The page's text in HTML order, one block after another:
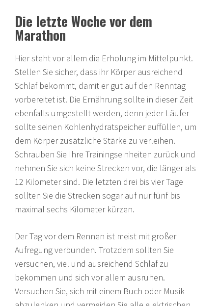
Die letzte Woche vor dem
Marathon
Hier steht vor allem die Erholung im Mittelpunkt.
Stellen Sie sicher, dass ihr Körper ausreichend
Schlaf bekommt, damit er gut auf den Renntag
vorbereitet ist. Die Ernährung sollte in dieser Zeit
ebenfalls umgestellt werden, denn jeder Läufer
sollte seinen Kohlenhydratspeicher auffüllen, um
dem Körper zusätzliche Stärke zu verleihen.
Schrauben Sie Ihre Trainingseinheiten zurück und
nehmen Sie sich keine Strecken vor, die länger als
12 Kilometer sind. Die letzten drei bis vier Tage
sollten Sie die Strecken sogar auf nur fünf bis
maximal sechs Kilometer kürzen.
Der Tag vor dem Rennen ist meist mit großer
Aufregung verbunden. Trotzdem sollten Sie
versuchen, viel und ausreichend Schlaf zu
bekommen und sich vor allem ausruhen.
Versuchen Sie, sich mit einem Buch oder Musik